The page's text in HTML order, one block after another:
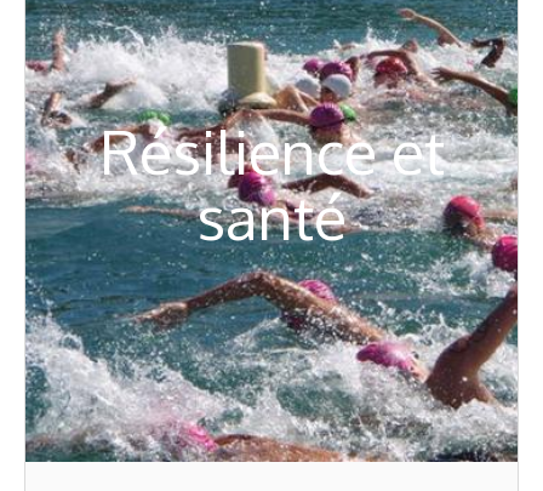
Résilience et
santé